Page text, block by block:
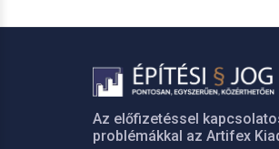
Az előfizetéssel
problémákkal az Artifex